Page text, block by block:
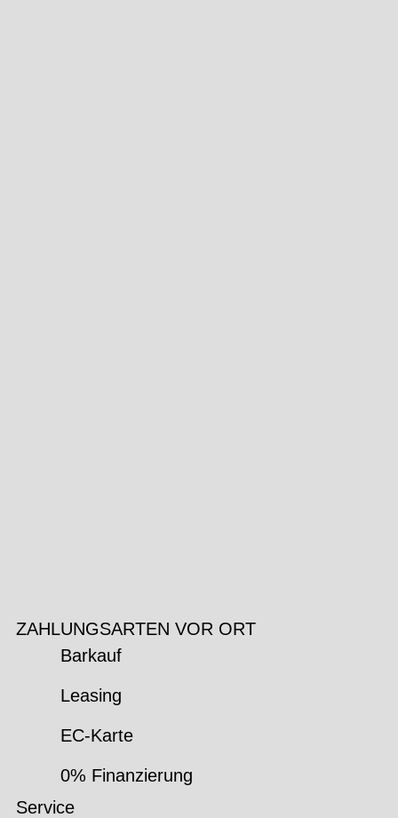
ZAHLUNGSARTEN VOR ORT
Barkauf
Leasing
EC-Karte
0% Finanzierung
Service